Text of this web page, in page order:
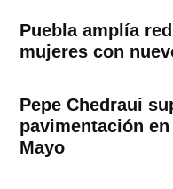
Puebla amplía
mujeres con
Pepe Chedraui
pavimentación
Mayo